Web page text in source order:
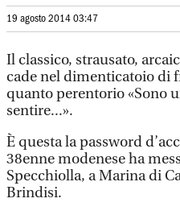
19 agosto 2014 03:47
Il classico, strausato,
cade nel dimenticatoio di
quanto perentorio «Sono
sentire...».
È questa la password
38enne modenese ha
Specchiolla, a Marina di
Brindisi.